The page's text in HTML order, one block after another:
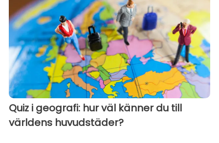
Quiz i geografi: hur väl känner du till
världens huvudstäder?